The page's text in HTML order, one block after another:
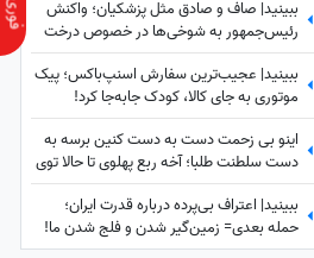
ببینید| صاف و صادق مثل پزشکیان؛ واکنش
رئیس‌جمهور به شوخی‌ها در خصوص درخت
کاشتنش در پاکستان: من اهل فیلم بازی
کردن...
ببینید| عجیب‌ترین سفارش اسنپ‌باکس؛ پیک
موتوری به جای کالا، کودک جابه‌جا کرد!
اینو بی زحمت دست به دست کنین برسه به
دست سلطنت طلبا؛ آخه ربع پهلوی تا حالا توی
دعوای محله‌ای هم شرکت نکرده که آرزوی این
چنینی براش دارید!+ویدیو
ببینید| اعتراف بی‌پرده درباره قدرت ایران؛
حمله بعدی= زمین‌گیر شدن و فلج شدن ما!